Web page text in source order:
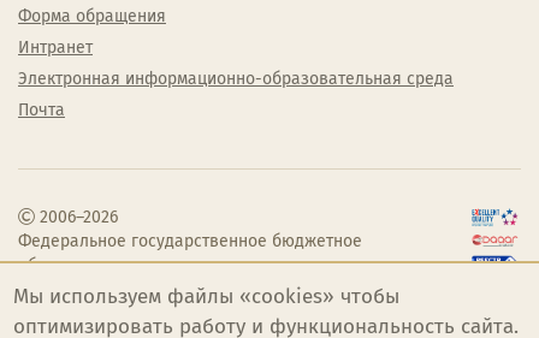
Форма обращения
Интранет
Электронная информационно-образовательная среда
Почта
2006–2026
Федеральное государственное бюджетное
образовательное учреждение высшего
образования «Челябинский государственный
институт культуры»
Мы используем файлы «cookies» чтобы
оптимизировать работу и функциональность сайта.